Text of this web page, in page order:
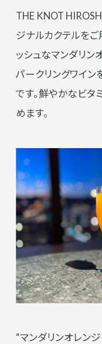
THE KNOT
ジナルカクテルをご
ッシュなマンダリン
パークリングワイン
です。鮮やかなビタ
めます。
“マンダリンオレン